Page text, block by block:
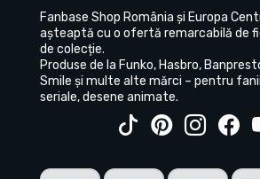
Fanbase Shop România și Europa
așteaptă cu o ofertă remarcabilă de
de colecție.
Produse de la Funko, Hasbro,
Smile și multe alte mărci – pentru
seriale, desene animate.